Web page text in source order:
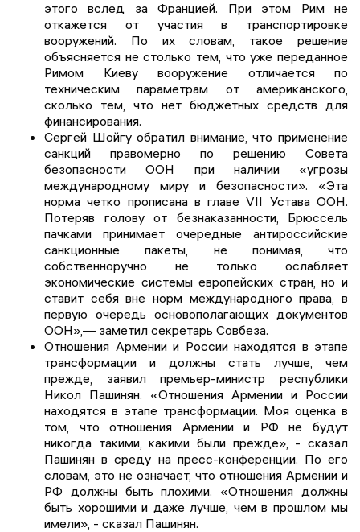
этого вслед за Францией. При этом Рим не
откажется от участия в транспортировке
вооружений. По их словам, такое решение
объясняется не столько тем, что уже переданное
Римом Киеву вооружение отличается по
техническим параметрам от американского,
сколько тем, что нет бюджетных средств для
финансирования.
Сергей Шойгу обратил внимание, что применение
санкций правомерно по решению Совета
безопасности ООН при наличии «угрозы
международному миру и безопасности». «Эта
норма четко прописана в главе VII Устава ООН.
Потеряв голову от безнаказанности, Брюссель
пачками принимает очередные антироссийские
санкционные пакеты, не понимая, что
собственноручно не только ослабляет
экономические системы европейских стран, но и
ставит себя вне норм международного права, в
первую очередь основополагающих документов
ООН»,— заметил секретарь Совбеза.
Отношения Армении и России находятся в этапе
трансформации и должны стать лучше, чем
прежде, заявил премьер-министр республики
Никол Пашинян. «Отношения Армении и России
находятся в этапе трансформации. Моя оценка в
том, что отношения Армении и РФ не будут
никогда такими, какими были прежде», - сказал
Пашинян в среду на пресс-конференции. По его
словам, это не означает, что отношения Армении и
РФ должны быть плохими. «Отношения должны
быть хорошими и даже лучше, чем в прошлом мы
имели», - сказал Пашинян.